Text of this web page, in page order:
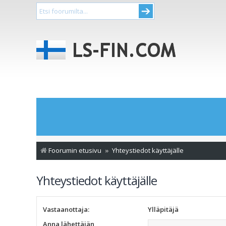
Foorumin etusivu Yhteystiedot käyttäjälle
Yhteystiedot käyttäjälle
Vastaanottaja:
Ylläpitäjä
Anna lähettäjän